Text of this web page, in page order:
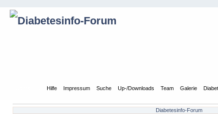
Hilfe Impressum Suche Up-/Downloads Team Galerie
Diabetesinfo-Forum